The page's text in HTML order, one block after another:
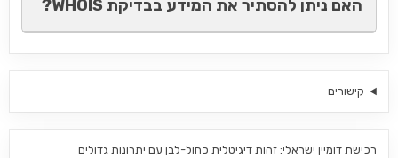
האם ניתן להסתיר את המידע בבדיקת WHOIS?
קישורים
רכישת דומיין ישראלי: זהות דיגיטלית כחול-לבן עם יתרונות גדולים